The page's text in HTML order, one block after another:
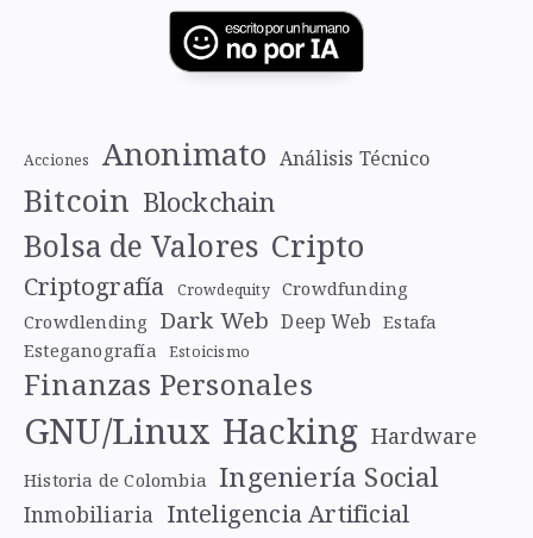
Acciones Anonimato Análisis Técnico
Bitcoin Blockchain
Bolsa de Valores Cripto
Criptografía Crowdequity
Crowdfunding
Crowdlending Dark Web Deep Web Estafa
Esteganografía
Estoicismo
Finanzas Personales
GNU/Linux Hacking Hardware
Historia de Colombia Ingeniería Social
Inmobiliaria Inteligencia Artificial